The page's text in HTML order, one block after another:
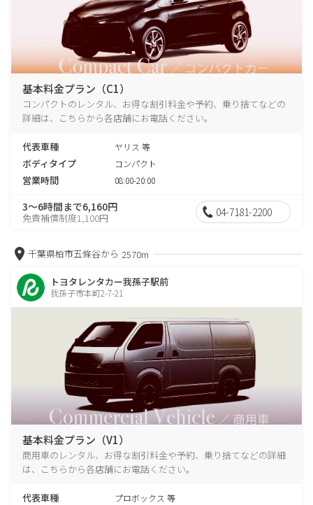
基本料金プラン（C1）
コンパクトのレンタル、お得な割引料金や予約、乗り捨てなどの
詳細は、こちらから各店舗にお電話ください。
代表車種 ヤリス 等
ボディタイプ コンパクト
営業時間 08:00-20:00
3～6時間まで6,160円
免責補償制度1,100円 04-7181-2200
千葉県柏市五條谷から 2570m
トヨタレンタカー我孫子駅前
我孫子市本町2-7-21
基本料金プラン（V1）
商用車のレンタル、お得な割引料金や予約、乗り捨てなどの詳細
は、こちらから各店舗にお電話ください。
代表車種 プロボックス 等